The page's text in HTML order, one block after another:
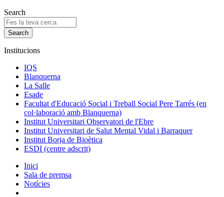
Search
Institucions
IQS
Blanquerna
La Salle
Esade
Facultat d'Educació Social i Treball Social Pere Tarrés (en
col·laboració amb Blanquerna)
Institut Universitari Observatori de l'Ebre
Institut Universitari de Salut Mental Vidal i Barraquer
Institut Borja de Bioètica
ESDI (centre adscrit)
Inici
Sala de premsa
Notícies